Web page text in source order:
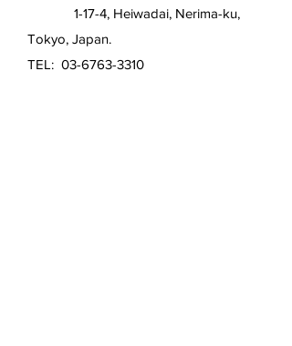
1-17-4, Heiwadai, Nerima-ku,
Tokyo, Japan.
TEL: 03-6763-3310